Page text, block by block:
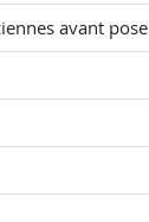
avant pose